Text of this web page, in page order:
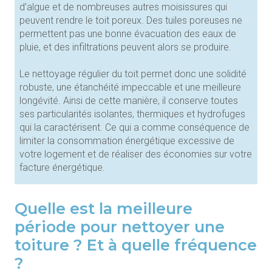
d’algue et de nombreuses autres moisissures qui
peuvent rendre le toit poreux. Des tuiles poreuses ne
permettent pas une bonne évacuation des eaux de
pluie, et des infiltrations peuvent alors se produire.
Le nettoyage régulier du toit permet donc une solidité
robuste, une étanchéité impeccable et une meilleure
longévité. Ainsi de cette manière, il conserve toutes
ses particularités isolantes, thermiques et hydrofuges
qui la caractérisent. Ce qui a comme conséquence de
limiter la consommation énergétique excessive de
votre logement et de réaliser des économies sur votre
facture énergétique.
Quelle est la meilleure
période pour nettoyer une
toiture ? Et à quelle fréquence
?